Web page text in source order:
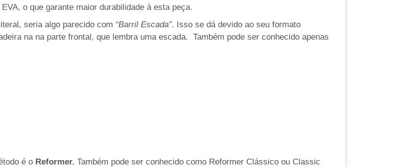
o que garante maior durabilidade à esta peça.
seria algo parecido com “Barril Escada”. Isso se dá devido ao seu formato
na na parte frontal, que lembra uma escada. Também pode ser conhecido apenas
é o Reformer. Também pode ser conhecido como Reformer Clássico ou Classic